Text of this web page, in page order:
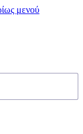
μενού